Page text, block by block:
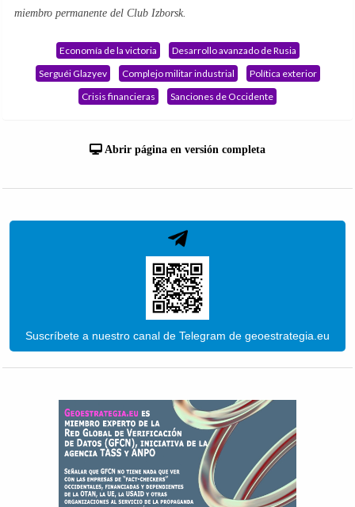
miembro permanente del Club Izborsk.
Economía de la victoria
Desarrollo avanzado de Rusia
Serguéi Glazyev
Complejo militar industrial
Política exterior
Crisis financieras
Sanciones de Occidente
Abrir página en versión completa
Suscríbete a nuestro canal de Telegram de geoestrategia.eu